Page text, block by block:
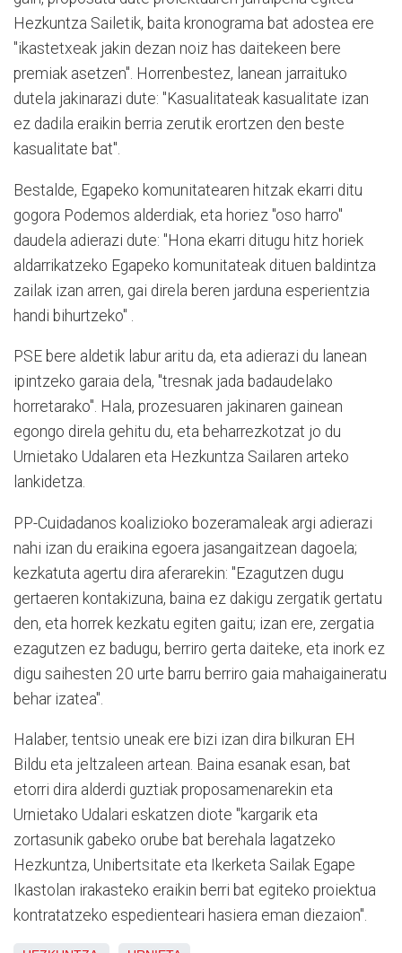
Hezkuntza Sailetik, baita kronograma bat adostea ere
"ikastetxeak jakin dezan noiz has daitekeen bere
premiak asetzen". Horrenbestez, lanean jarraituko
dutela jakinarazi dute: "Kasualitateak kasualitate izan
ez dadila eraikin berria zerutik erortzen den beste
kasualitate bat".
Bestalde, Egapeko komunitatearen hitzak ekarri ditu
gogora Podemos alderdiak, eta horiez "oso harro"
daudela adierazi dute: "Hona ekarri ditugu hitz horiek
aldarrikatzeko Egapeko komunitateak dituen baldintza
zailak izan arren, gai direla beren jarduna esperientzia
handi bihurtzeko" .
PSE bere aldetik labur aritu da, eta adierazi du lanean
ipintzeko garaia dela, "tresnak jada badaudelako
horretarako". Hala, prozesuaren jakinaren gainean
egongo direla gehitu du, eta beharrezkotzat jo du
Urnietako Udalaren eta Hezkuntza Sailaren arteko
lankidetza.
PP-Cuidadanos koalizioko bozeramaleak argi adierazi
nahi izan du eraikina egoera jasangaitzean dagoela;
kezkatuta agertu dira aferarekin: "Ezagutzen dugu
gertaeren kontakizuna, baina ez dakigu zergatik gertatu
den, eta horrek kezkatu egiten gaitu; izan ere, zergatia
ezagutzen ez badugu, berriro gerta daiteke, eta inork ez
digu saihesten 20 urte barru berriro gaia mahaigaineratu
behar izatea".
Halaber, tentsio uneak ere bizi izan dira bilkuran EH
Bildu eta jeltzaleen artean. Baina esanak esan, bat
etorri dira alderdi guztiak proposamenarekin eta
Urnietako Udalari eskatzen diote "kargarik eta
zortasunik gabeko orube bat berehala lagatzeko
Hezkuntza, Unibertsitate eta Ikerketa Sailak Egape
Ikastolan irakasteko eraikin berri bat egiteko proiektua
kontratatzeko espedienteari hasiera eman diezaion".